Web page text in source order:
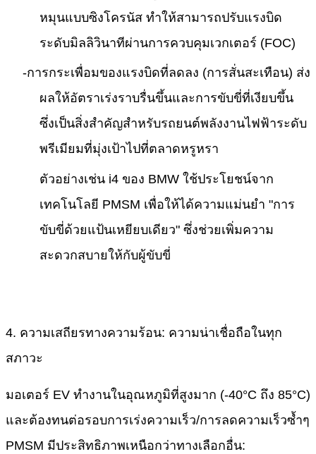
หมุนแบบซิงโครนัส ทำให้สามารถปรับแรงบิด
ระดับมิลลิวินาทีผ่านการควบคุมเวกเตอร์ (FOC)
-การกระเพื่อมของแรงบิดที่ลดลง (การสั่นสะเทือน) ส่ง
ผลให้อัตราเร่งราบรื่นขึ้นและการขับขี่ที่เงียบขึ้น
ซึ่งเป็นสิ่งสำคัญสำหรับรถยนต์พลังงานไฟฟ้าระดับ
พรีเมียมที่มุ่งเป้าไปที่ตลาดหรูหรา
ตัวอย่างเช่น i4 ของ BMW ใช้ประโยชน์จาก
เทคโนโลยี PMSM เพื่อให้ได้ความแม่นยำ "การ
ขับขี่ด้วยแป้นเหยียบเดียว" ซึ่งช่วยเพิ่มความ
สะดวกสบายให้กับผู้ขับขี่
4. ความเสถียรทางความร้อน: ความน่าเชื่อถือในทุก
สภาวะ
มอเตอร์ EV ทำงานในอุณหภูมิที่สูงมาก (-40°C ถึง 85°C)
และต้องทนต่อรอบการเร่งความเร็ว/การลดความเร็วซ้ำๆ
PMSM มีประสิทธิภาพเหนือกว่าทางเลือกอื่น: